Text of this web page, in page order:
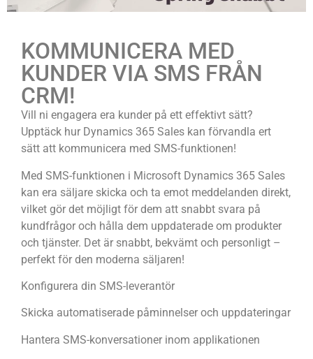
KOMMUNICERA MED
KUNDER VIA SMS FRÅN
CRM!
Vill ni engagera era kunder på ett effektivt sätt?
Upptäck hur Dynamics 365 Sales kan förvandla ert
sätt att kommunicera med SMS-funktionen!
Med SMS-funktionen i Microsoft Dynamics 365 Sales
kan era säljare skicka och ta emot meddelanden direkt,
vilket gör det möjligt för dem att snabbt svara på
kundfrågor och hålla dem uppdaterade om produkter
och tjänster. Det är snabbt, bekvämt och personligt –
perfekt för den moderna säljaren!
Konfigurera din SMS-leverantör
Skicka automatiserade påminnelser och uppdateringar
Hantera SMS-konversationer inom applikationen